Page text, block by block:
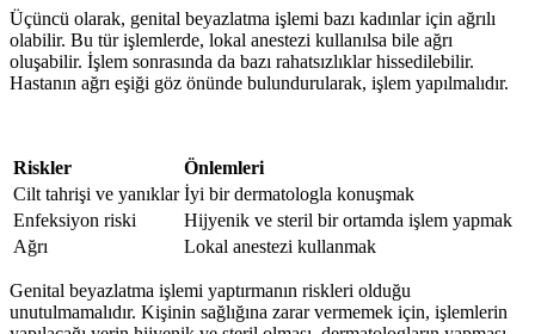
Üçüncü olarak, genital beyazlatma işlemi bazı kadınlar için ağrılı
olabilir. Bu tür işlemlerde, lokal anestezi kullanılsa bile ağrı
oluşabilir. İşlem sonrasında da bazı rahatsızlıklar hissedilebilir.
Hastanın ağrı eşiği göz önünde bulundurularak, işlem yapılmalıdır.
Riskler
Önlemleri
Cilt tahrişi ve yanıklar İyi bir dermatologla konuşmak
Enfeksiyon riski
Hijyenik ve steril bir ortamda işlem yapmak
Ağrı
Lokal anestezi kullanmak
Genital beyazlatma işlemi yaptırmanın riskleri olduğu
unutulmamalıdır. Kişinin sağlığına zarar vermemek için, işlemlerin